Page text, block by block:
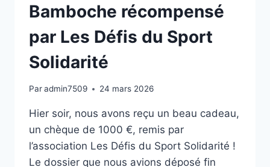
Bamboche récompensé
par Les Défis du Sport
Solidarité
Paradmin7509 24 mars 2026
Hier soir, nous avons reçu un beau cadeau,
un chèque de 1000 €, remis par
l’association Les Défis du Sport Solidarité !
Le dossier que nous avions déposé fin